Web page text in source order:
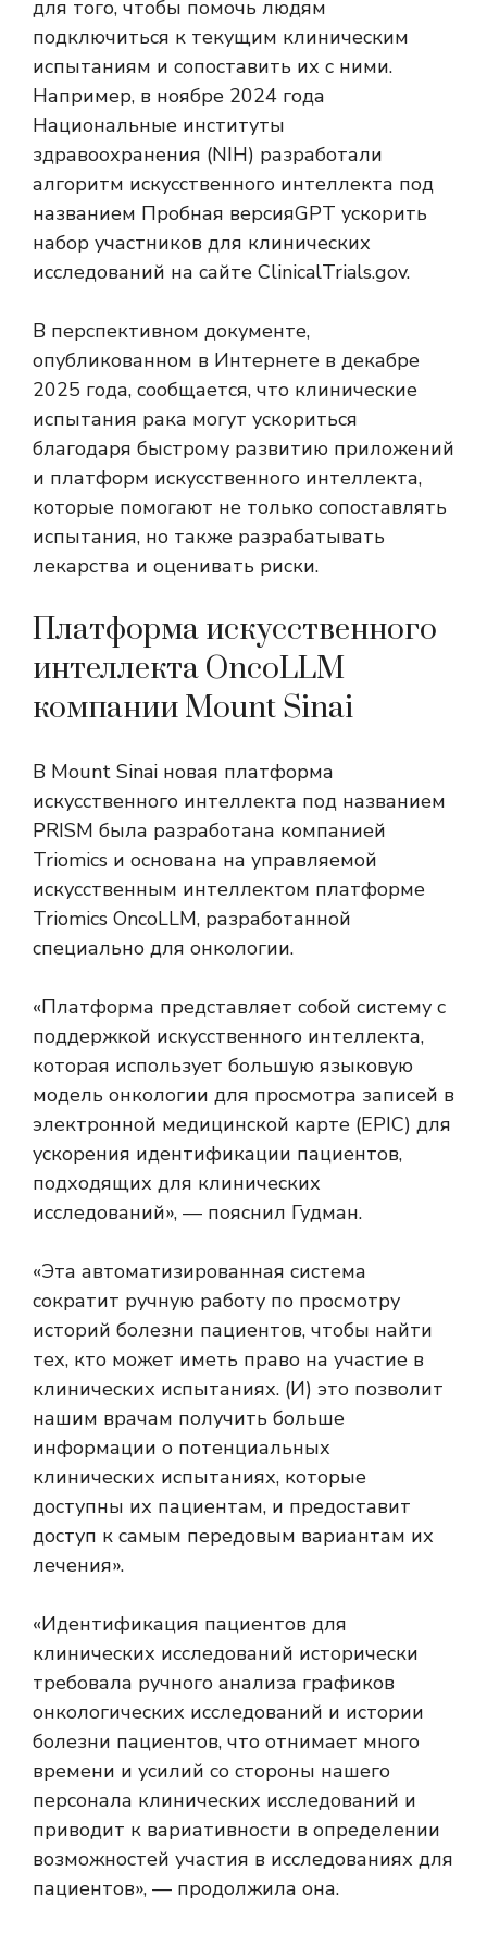
для того, чтобы помочь людям
подключиться к текущим клиническим
испытаниям и сопоставить их с ними.
Например, в ноябре 2024 года
Национальные институты
здравоохранения (NIH) разработали
алгоритм искусственного интеллекта под
названием Пробная версияGPT ускорить
набор участников для клинических
исследований на сайте ClinicalTrials.gov.
В перспективном документе,
опубликованном в Интернете в декабре
2025 года, сообщается, что клинические
испытания рака могут ускориться
благодаря быстрому развитию приложений
и платформ искусственного интеллекта,
которые помогают не только сопоставлять
испытания, но также разрабатывать
лекарства и оценивать риски.
Платформа искусственного
интеллекта OncoLLM
компании Mount Sinai
В Mount Sinai новая платформа
искусственного интеллекта под названием
PRISM была разработана компанией
Triomics и основана на управляемой
искусственным интеллектом платформе
Triomics OncoLLM, разработанной
специально для онкологии.
«Платформа представляет собой систему с
поддержкой искусственного интеллекта,
которая использует большую языковую
модель онкологии для просмотра записей в
электронной медицинской карте (EPIC) для
ускорения идентификации пациентов,
подходящих для клинических
исследований», — пояснил Гудман.
«Эта автоматизированная система
сократит ручную работу по просмотру
историй болезни пациентов, чтобы найти
тех, кто может иметь право на участие в
клинических испытаниях. (И) это позволит
нашим врачам получить больше
информации о потенциальных
клинических испытаниях, которые
доступны их пациентам, и предоставит
доступ к самым передовым вариантам их
лечения».
«Идентификация пациентов для
клинических исследований исторически
требовала ручного анализа графиков
онкологических исследований и истории
болезни пациентов, что отнимает много
времени и усилий со стороны нашего
персонала клинических исследований и
приводит к вариативности в определении
возможностей участия в исследованиях для
пациентов», — продолжила она.